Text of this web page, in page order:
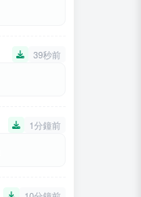
39秒前
1分鐘前